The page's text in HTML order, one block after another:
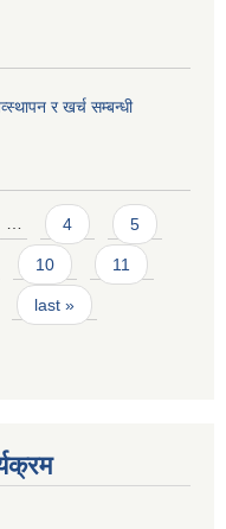
र खर्च सम्बन्धी
… 4 5
10 11
last »